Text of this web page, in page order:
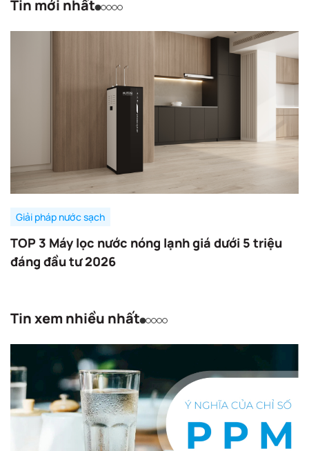
Tin mới nhất
Giải pháp nước sạch
TOP 3 Máy lọc nước nóng lạnh giá dưới 5 triệu
đáng đầu tư 2026
Tin xem nhiều nhất